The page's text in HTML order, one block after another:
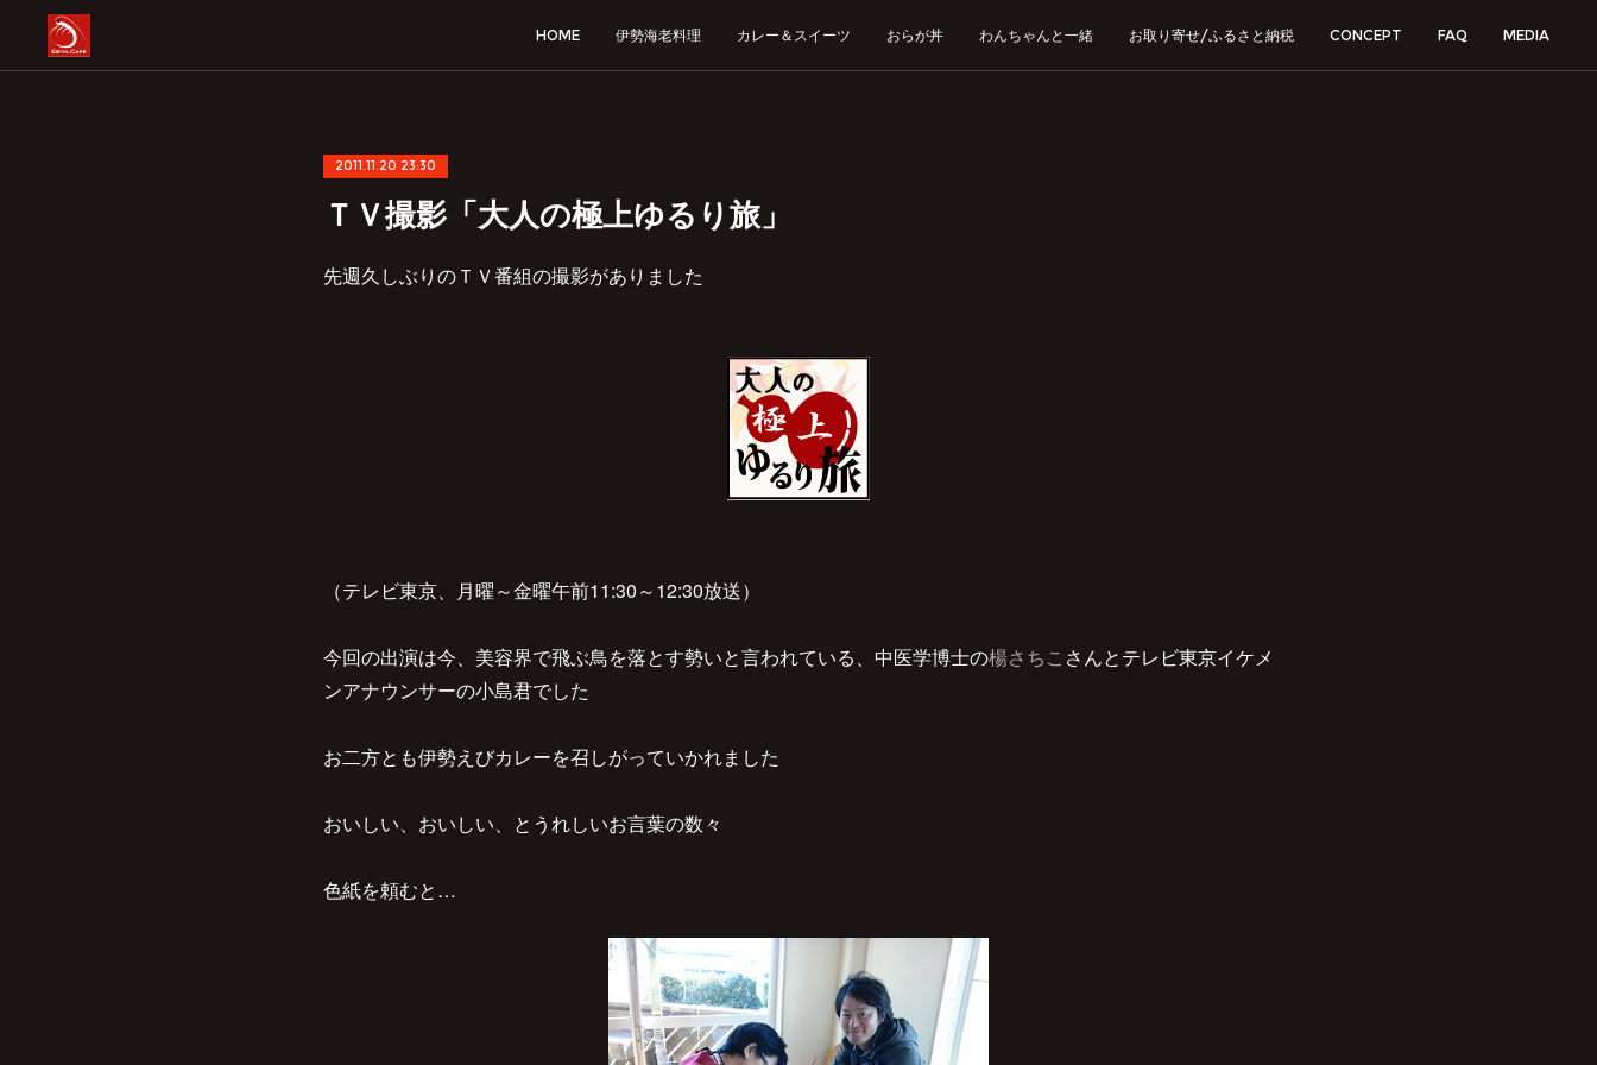
HOME 伊勢海老料理 カレー＆スイーツ おらが丼 わんちゃんと一緒 お取り寄せ/ふるさと納税 CONCEPT FAQ MEDIA
2011.11.20 23:30
ＴＶ撮影「大人の極上ゆるり旅」
先週久しぶりのＴＶ番組の撮影がありました
（テレビ東京、月曜～金曜午前11:30～12:30放送）
今回の出演は今、美容界で飛ぶ鳥を落とす勢いと言われている、中医学博士の楊さちこ さんとテレビ東京イケメ
ンアナウンサーの小島君でした
お二方とも伊勢えびカレーを召しがっていかれました
おいしい、おいしい、とうれしいお言葉の数々
色紙を頼むと…